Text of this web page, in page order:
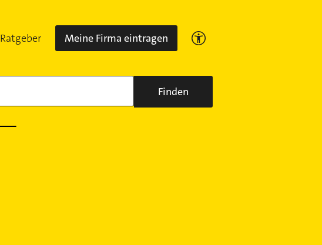
Ratgeber Meine Firma eintragen
Finden